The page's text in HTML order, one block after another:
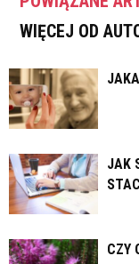
WIĘCEJ OD
JAK
CZY